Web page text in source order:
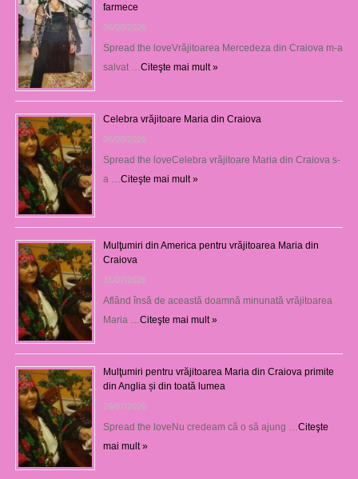
farmece
06/08/2026
Spread the loveVrăjitoarea Mercedeza din Craiova m-a
salvat …Citeşte mai mult »
Celebra vrăjitoare Maria din Craiova
06/08/2026
Spread the loveCelebra vrăjitoare Maria din Craiova s-
a …Citeşte mai mult »
Mulţumiri din America pentru vrăjitoarea Maria din
Craiova
31/07/2026
Aflând însă de această doamnă minunată vrăjitoarea
Maria …Citeşte mai mult »
Mulţumiri pentru vrăjitoarea Maria din Craiova primite
din Anglia și din toată lumea
29/07/2026
Spread the loveNu credeam că o să ajung …Citeşte
mai mult »